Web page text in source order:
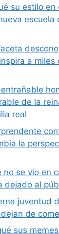
su estilo en
escuela
a miles
de la
real
la
no se vio en
dejado al
juventud
de
sus